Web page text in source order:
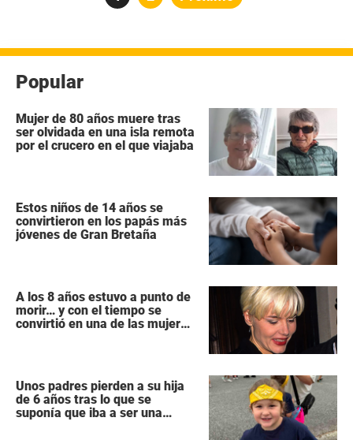
Popular
Mujer de 80 años muere tras
ser olvidada en una isla remota
por el crucero en el que viajaba
Estos niños de 14 años se
convirtieron en los papás más
jóvenes de Gran Bretaña
A los 8 años estuvo a punto de
morir… y con el tiempo se
convirtió en una de las mujeres
Unos padres pierden a su hija
de 6 años tras lo que se
suponía que iba a ser una